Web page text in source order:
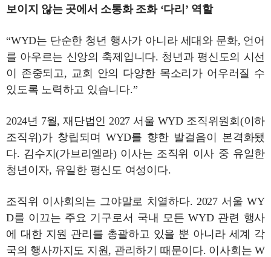
보이지 않는 곳에서 소통화 조화 ‘다리’ 역할
“WYD는 단순한 청년 행사가 아니라 세대와 문화, 언어
를 아우르는 신앙의 축제입니다. 청년과 평신도의 시선
이 존중되고, 교회 안의 다양한 목소리가 어우러질 수
있도록 노력하고 있습니다.”
2024년 7월, 재단법인 2027 서울 WYD 조직위원회(이하
조직위)가 창립되며 WYD를 향한 발걸음이 본격화됐
다. 김수지(가브리엘라) 이사는 조직위 이사 중 유일한
청년이자, 유일한 평신도 여성이다.
조직위 이사회의는 그야말로 치열하다. 2027 서울 WY
D를 이끄는 주요 기구로서 국내 모든 WYD 관련 행사
에 대한 지원 관리를 총괄하고 있을 뿐 아니라 세계 각
국의 행사까지도 지원, 관리하기 때문이다. 이사회는 W